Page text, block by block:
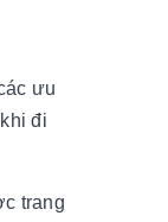
ưu
đi
trang